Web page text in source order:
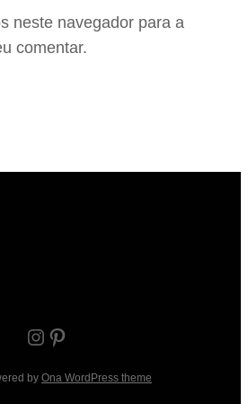
neste navegador para a
comentar.
Instagram Pinterest
by Ona WordPress theme